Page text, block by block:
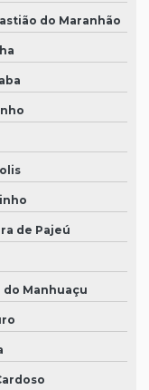
do Maranhão
de Pajeú
do Manhuaçu